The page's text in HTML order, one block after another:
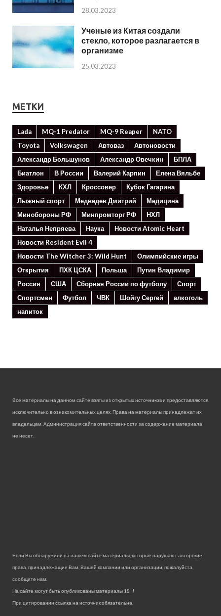
28.03.2023
Ученые из Китая создали
стекло, которое разлагается в
организме
25.03.2023
МЕТКИ
Lada MQ-1 Predator MQ-9 Reaper
NATO
Toyota
Volkswagen Автоваз
Автоновости
Александр Большунов
Александр Овечкин
БПЛА
Биатлон
В России Валерий Карпин
Елена Вяльбе
Здоровье
КХЛ Кроссовер
Кубок Гагарина
Лыжный спорт
Медведев Дмитрий
Медицина
Минoбороны РФ
Минпромторг РФ
НХЛ
Наталья Непряева
Наука
Новости Atomic Heart
Новости Resident Evil 4
Новости The Witcher 3: Wild Hunt
Олимпийские игры
Открытия
ПХК ЦСКА Польша
Путин Владимир
Россия
США Сборная России по футболу
Спорт
Спортсмен
Футбол ЧВК Шойгу Сергей
алкоголь
напиток
Все материалы на данном сайте взяты из открытых источников и предоставляются
исключительно в ознакомительных целях. Права на материалы принадлежат их
владельцам. Администрация сайта ответственности за содержание материала
не несет.
Если Вы обнаружили на нашем сайте материалы, которые нарушают авторские
права, принадлежащие Вам, Вашей компании или организации, пожалуйста,
сообщите нам.
На сайте могут быть опубликованы материалы 18+!
При цитировании ссылка на источник обязательна.